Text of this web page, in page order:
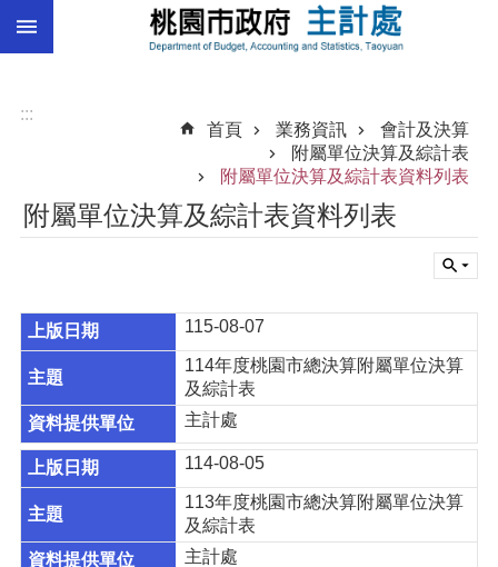
跳到主要內容區塊
總
決
搜
尋
訊
公
告
:::
首頁
業務資訊
會計及決算
附屬單位決算及綜計表
附屬單位決算及綜計表資料列表
附屬單位決算及綜計表資料列表
115-08-07
114年度桃園市總決算附屬單位決算
及綜計表
主計處
114-08-05
113年度桃園市總決算附屬單位決算
及綜計表
主計處